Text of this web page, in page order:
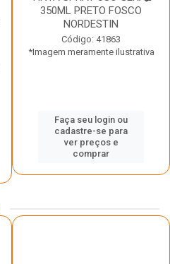
350ML PRETO FOSCO
NORDESTIN
Código: 41863
*Imagem meramente ilustrativa
Faça seu login ou
cadastre-se para
ver preços e
comprar